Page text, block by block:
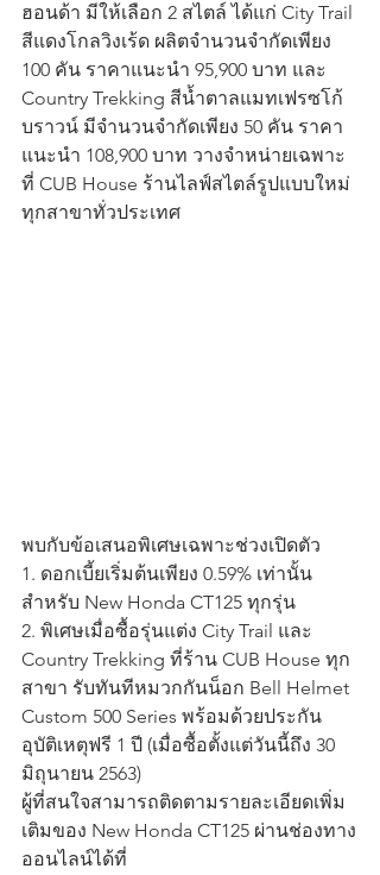
ฮอนด้า มีให้เลือก 2 สไตล์ ได้แก่ City Trail
สีแดงโกลวิงเร้ด ผลิตจำนวนจำกัดเพียง
100 คัน ราคาแนะนำ 95,900 บาท และ
Country Trekking สีน้ำตาลแมทเฟรซโก้
บราวน์ มีจำนวนจำกัดเพียง 50 คัน ราคา
แนะนำ 108,900 บาท วางจำหน่ายเฉพาะ
ที่ CUB House ร้านไลฟ์สไตล์รูปแบบใหม่
ทุกสาขาทั่วประเทศ
พบกับข้อเสนอพิเศษเฉพาะช่วงเปิดตัว
1. ดอกเบี้ยเริ่มต้นเพียง 0.59% เท่านั้น
สำหรับ New Honda CT125 ทุกรุ่น
2. พิเศษเมื่อซื้อรุ่นแต่ง City Trail และ
Country Trekking ที่ร้าน CUB House ทุก
สาขา รับทันทีหมวกกันน็อก Bell Helmet
Custom 500 Series พร้อมด้วยประกัน
อุบัติเหตุฟรี 1 ปี (เมื่อซื้อตั้งแต่วันนี้ถึง 30
มิถุนายน 2563)
ผู้ที่สนใจสามารถติดตามรายละเอียดเพิ่ม
เติมของ New Honda CT125 ผ่านช่องทาง
ออนไลน์ได้ที่